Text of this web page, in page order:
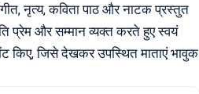
गीत, नृत्य, कविता पाठ और नाटक प्रस्तुत
प्रेम और सम्मान व्यक्त करते हुए स्वयं
किए, जिसे देखकर उपस्थित माताएं भावुक